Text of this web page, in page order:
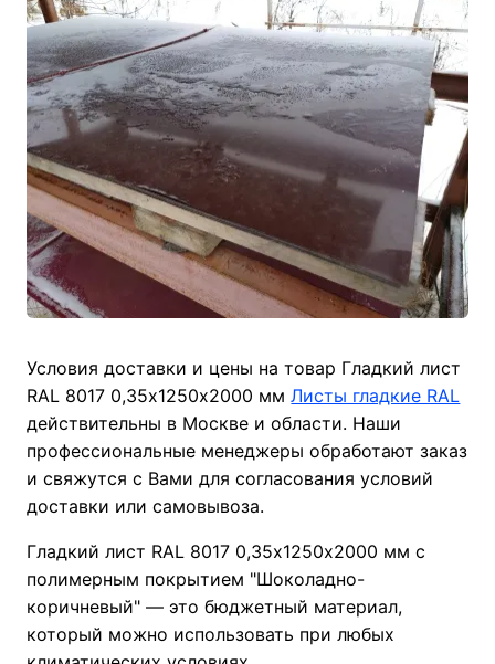
Условия доставки и цены на товар Гладкий лист
RAL 8017 0,35х1250х2000 ммЛисты гладкие RAL
действительны в Москве и области. Наши
профессиональные менеджеры обработают заказ
и свяжутся с Вами для согласования условий
доставки или самовывоза.
Гладкий лист RAL 8017 0,35х1250х2000 мм с
полимерным покрытием "Шоколадно-
коричневый" — это бюджетный материал,
который можно использовать при любых